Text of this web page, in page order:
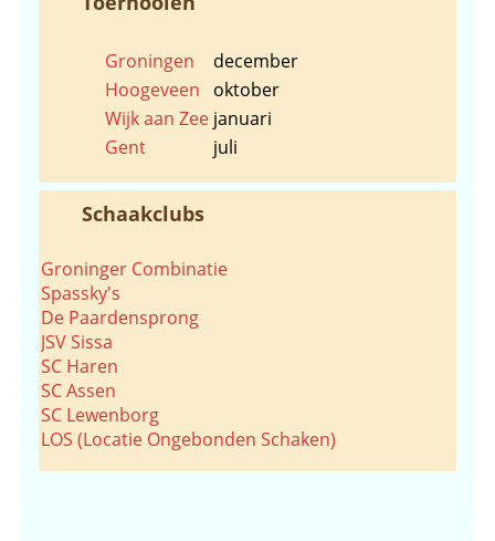
Groningen
december
Hoogeveen
oktober
Wijk aan Zee januari
Gent
juli
Schaakclubs
Groninger Combinatie
Spassky's
De Paardensprong
JSV Sissa
SC Haren
SC Assen
SC Lewenborg
LOS (Locatie Ongebonden Schaken)